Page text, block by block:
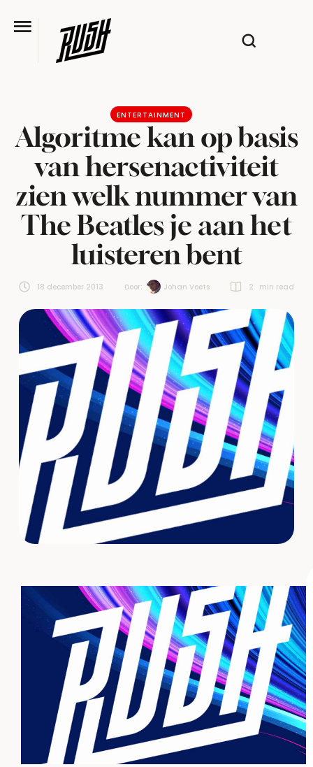
ENTERTAINMENT
Algoritme kan op basis
van hersenactiviteit
zien welk nummer van
The Beatles je aan het
luisteren bent
18 december 2013 Door: Johan Voets 2 min read